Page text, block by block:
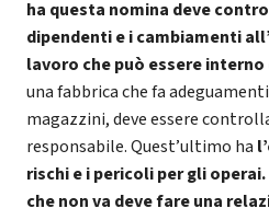
ha questa nomina deve
dipendenti e i cambiamenti
lavoro che può essere
una fabbrica che fa
magazzini, deve essere
responsabile. Quest’ultimo ha
rischi e i pericoli per gli
che non va deve fare una